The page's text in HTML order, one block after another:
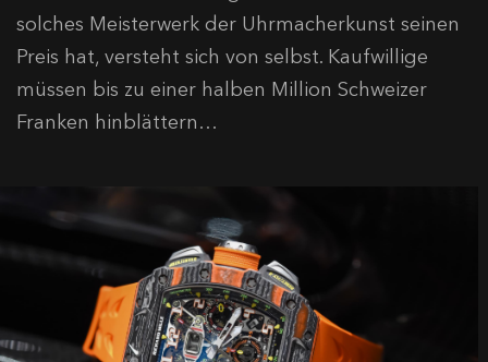
solches Meisterwerk der Uhrmacherkunst seinen
Preis hat, versteht sich von selbst. Kaufwillige
müssen bis zu einer halben Million Schweizer
Franken hinblättern…